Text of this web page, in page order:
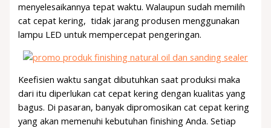
menyelesaikannya tepat waktu. Walaupun sudah memilih
cat cepat kering, tidak jarang produsen menggunakan
lampu LED untuk mempercepat pengeringan.
Keefisien waktu sangat dibutuhkan saat produksi maka
dari itu diperlukan cat cepat kering dengan kualitas yang
bagus. Di pasaran, banyak dipromosikan cat cepat kering
yang akan memenuhi kebutuhan finishing Anda. Setiap